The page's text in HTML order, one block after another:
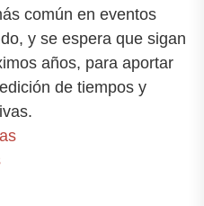
común en eventos
y se espera que sigan
años, para aportar
de tiempos y